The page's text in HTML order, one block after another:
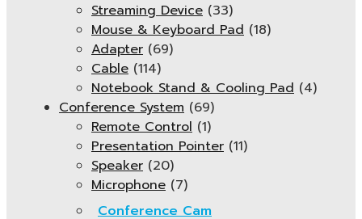
Streaming Device (33)
Mouse & Keyboard Pad (18)
Adapter (69)
Cable (114)
Notebook Stand & Cooling Pad (4)
Conference System (69)
Remote Control (1)
Presentation Pointer (11)
Speaker (20)
Microphone (7)
Conference Cam